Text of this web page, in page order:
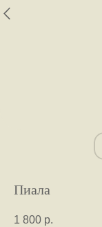
Пиала
1 800 р.